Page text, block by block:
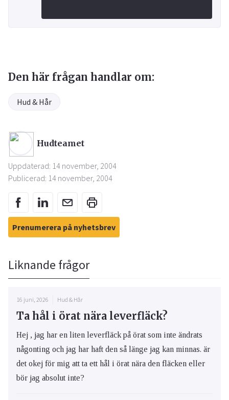
Den här frågan handlar om:
Hud & Hår
Hudteamet
Uppdaterad: 14 november, 2004
Publicerad: 14 november, 2004
Prenumerera på nyhetsbrev
Liknande frågor
16 juni, 2026 Hud & Hår
Ta hål i örat nära leverfläck?
Hej , jag har en liten leverfläck på örat som inte ändrats
någonting och jag har haft den så länge jag kan minnas. är
det okej för mig att ta ett hål i örat nära den fläcken eller
bör jag absolut inte?